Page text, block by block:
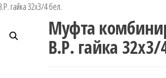
гайка 32х3/4 бел.
Муфта
В.Р. гайка 32х3/